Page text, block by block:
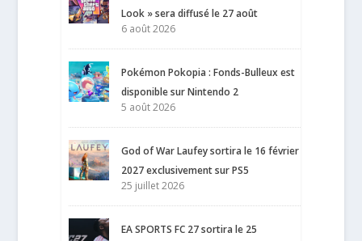
Look » sera diffusé le 27 août
6 août 2026
Pokémon Pokopia : Fonds-Bulleux est
disponible sur Nintendo 2
5 août 2026
God of War Laufey sortira le 16 février
2027 exclusivement sur PS5
25 juillet 2026
EA SPORTS FC 27 sortira le 25